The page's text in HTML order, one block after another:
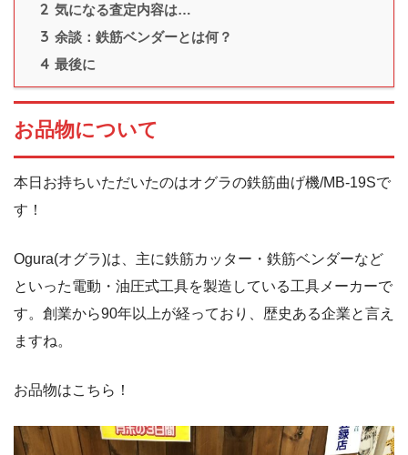
2 気になる査定内容は…
3 余談：鉄筋ベンダーとは何？
4 最後に
お品物について
本日お持ちいただいたのはオグラの鉄筋曲げ機/MB-19Sで
す！
Ogura(オグラ)は、主に鉄筋カッター・鉄筋ベンダーなど
といった電動・油圧式工具を製造している工具メーカーで
す。創業から90年以上が経っており、歴史ある企業と言え
ますね。
お品物はこちら！